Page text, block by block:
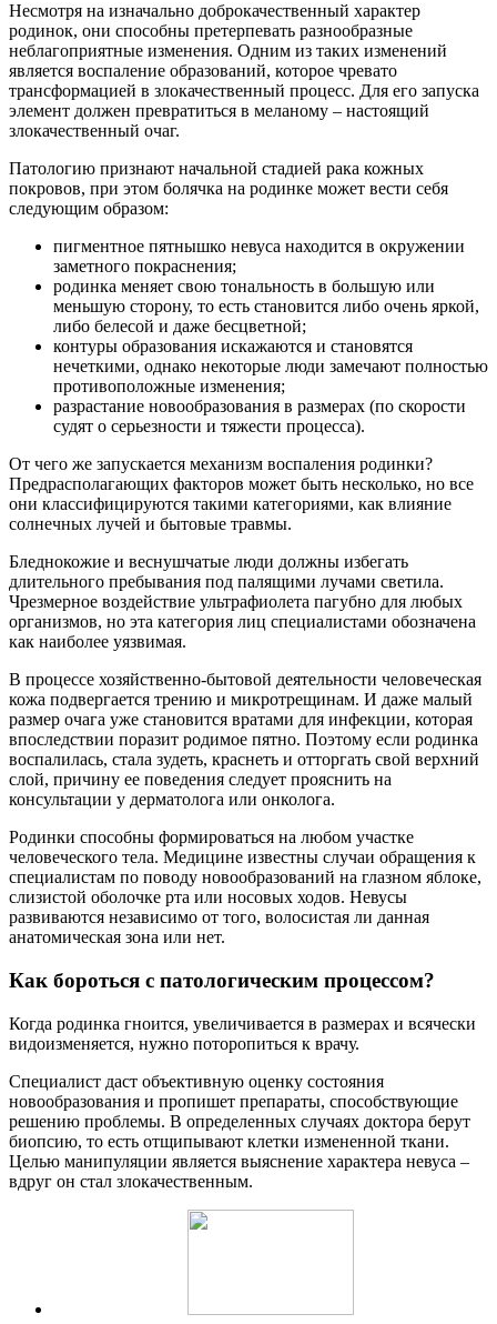
Несмотря на изначально доброкачественный характер
родинок, они способны претерпевать разнообразные
неблагоприятные изменения. Одним из таких изменений
является воспаление образований, которое чревато
трансформацией в злокачественный процесс. Для его запуска
элемент должен превратиться в меланому – настоящий
злокачественный очаг.
Патологию признают начальной стадией рака кожных
покровов, при этом болячка на родинке может вести себя
следующим образом:
пигментное пятнышко невуса находится в окружении
заметного покраснения;
родинка меняет свою тональность в большую или
меньшую сторону, то есть становится либо очень яркой,
либо белесой и даже бесцветной;
контуры образования искажаются и становятся
нечеткими, однако некоторые люди замечают полностью
противоположные изменения;
разрастание новообразования в размерах (по скорости
судят о серьезности и тяжести процесса).
От чего же запускается механизм воспаления родинки?
Предрасполагающих факторов может быть несколько, но все
они классифицируются такими категориями, как влияние
солнечных лучей и бытовые травмы.
Бледнокожие и веснушчатые люди должны избегать
длительного пребывания под палящими лучами светила.
Чрезмерное воздействие ультрафиолета пагубно для любых
организмов, но эта категория лиц специалистами обозначена
как наиболее уязвимая.
В процессе хозяйственно-бытовой деятельности человеческая
кожа подвергается трению и микротрещинам. И даже малый
размер очага уже становится вратами для инфекции, которая
впоследствии поразит родимое пятно. Поэтому если родинка
воспалилась, стала зудеть, краснеть и отторгать свой верхний
слой, причину ее поведения следует прояснить на
консультации у дерматолога или онколога.
Родинки способны формироваться на любом участке
человеческого тела. Медицине известны случаи обращения к
специалистам по поводу новообразований на глазном яблоке,
слизистой оболочке рта или носовых ходов. Невусы
развиваются независимо от того, волосистая ли данная
анатомическая зона или нет.
Как бороться с патологическим процессом?
Когда родинка гноится, увеличивается в размерах и всячески
видоизменяется, нужно поторопиться к врачу.
Специалист даст объективную оценку состояния
новообразования и пропишет препараты, способствующие
решению проблемы. В определенных случаях доктора берут
биопсию, то есть отщипывают клетки измененной ткани.
Целью манипуляции является выяснение характера невуса –
вдруг он стал злокачественным.